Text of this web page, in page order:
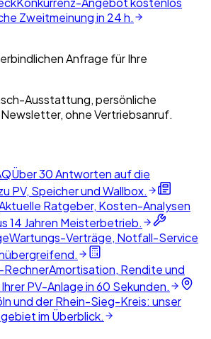
Zweitmeinung in 24 h.
Anfrage für Ihre
Ausstattung, persönliche
ohne Vertriebsanruf.
Über 30 Antworten auf die
PV, Speicher und Wallbox.
Ratgeber, Kosten-Analysen
14 Jahren Meisterbetrieb.
Wartungs-Verträge, Notfall-Service
Amortisation, Rendite und
PV-Anlage in 60 Sekunden.
und der Rhein-Sieg-Kreis: unser
im Überblick.